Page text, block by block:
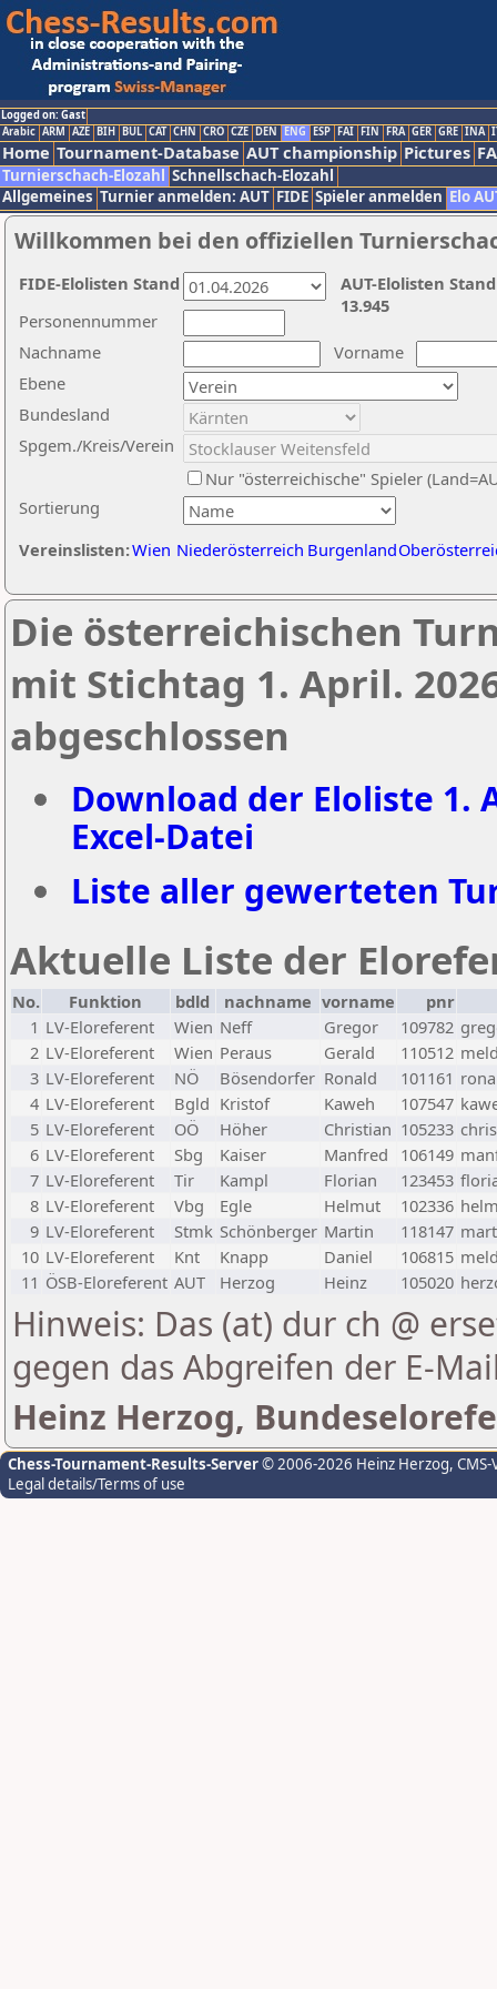
Logged on: Gast
Arabic ARM AZE BIH BUL CAT CHN CRO CZE DEN ENG ESP FAI FIN FRA GER GRE INA
Home Tournament-Database AUT championship Pictures
Turnierschach-Elozahl Schnellschach-Elozahl
Allgemeines Turnier anmelden: AUT FIDE Spieler anmelden Elo
Willkommen bei den offiziellen
Nachname
Vorname
Ebene
Sortierung
Personennummer
Bundesland
Spgem./Kreis/Verein
Nur "österreichische" Spieler
Vereinslisten:Wien Niederösterreich Burgenland
AUT-Elolisten
13.945
FIDE-Elolisten Stand
Die österreichischen
mit Stichtag 1. April.
abgeschlossen
Download der Eloliste 1.
Excel-Datei
Liste aller gewerteten
Aktuelle Liste der
No. Funktion bdld nachname vorname
pnr
1 LV-Eloreferent Wien Neff Gregor 109782
2 LV-Eloreferent Wien Peraus Gerald 110512
3 LV-Eloreferent NÖ Bösendorfer Ronald 101161
4 LV-Eloreferent Bgld Kristof Kaweh 107547
5 LV-Eloreferent OÖ Höher Christian 105233
6 LV-Eloreferent Sbg Kaiser Manfred 106149
7 LV-Eloreferent Tir Kampl Florian 123453
8 LV-Eloreferent Vbg Egle Helmut 102336
9 LV-Eloreferent Stmk Schönberger Martin 118147
10 LV-Eloreferent Knt Knapp Daniel 106815
11 ÖSB-Eloreferent AUT Herzog Heinz 105020
Hinweis: Das (at) dur ch @
gegen das Abgreifen der E-
Heinz Herzog,
Chess-Tournament-Results-Server© 2006-2026 Heinz Herzog,
Legal details/Terms of use